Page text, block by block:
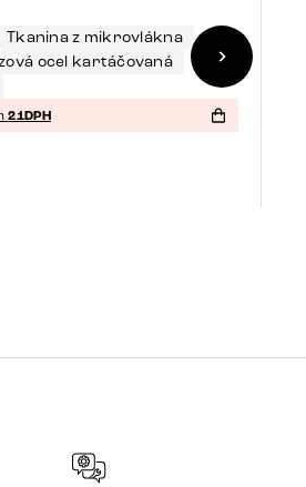
Tkanina z mikrovlákna
ocel kartáčovaná
21DPH